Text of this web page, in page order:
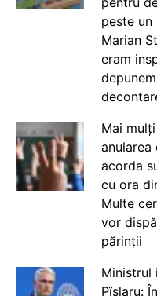
peste un
Marian
eram
Mai
anularea
acorda
cu ora
Multe
vor
părinții
Ministrul
Pîslaru: